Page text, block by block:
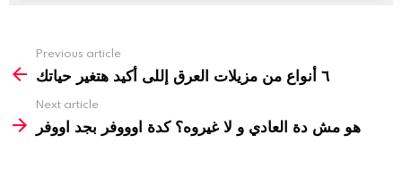
Previous article
٦ أنواع من مزيلات العرق إللى أكيد هتغير حياتك
Next article
هو مش دة العادي و لا غيروه؟ كدة اوووفر بجد اووفر